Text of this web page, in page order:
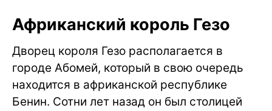
Африканский король Гезо
Дворец короля Гезо располагается в
городе Абомей, который в свою очередь
находится в африканской республике
Бенин. Сотни лет назад он был столицей